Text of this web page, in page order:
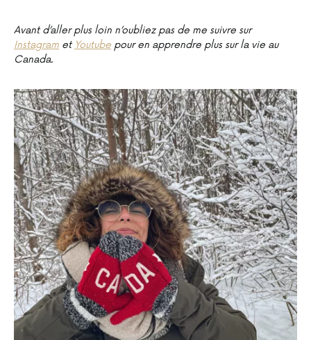
Avant d’aller plus loin n’oubliez pas de me suivre sur
Instagram et Youtube pour en apprendre plus sur la vie au
Canada.